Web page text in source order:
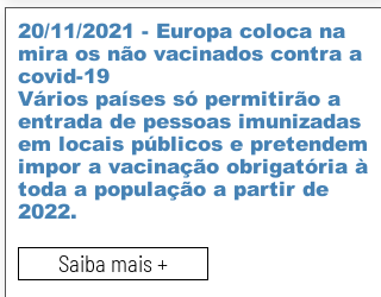
20/11/2021 - Europa coloca na
mira os não vacinados contra a
covid-19
Vários países só permitirão a
entrada de pessoas imunizadas
em locais públicos e pretendem
impor a vacinação obrigatória à
toda a população a partir de
2022.
Saiba mais +